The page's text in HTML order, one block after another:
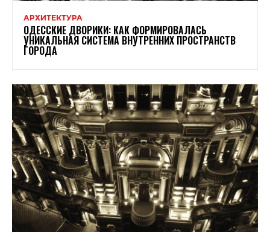
АРХИТЕКТУРА
ОДЕССКИЕ ДВОРИКИ: КАК ФОРМИРОВАЛАСЬ
УНИКАЛЬНАЯ СИСТЕМА ВНУТРЕННИХ ПРОСТРАНСТВ
ГОРОДА